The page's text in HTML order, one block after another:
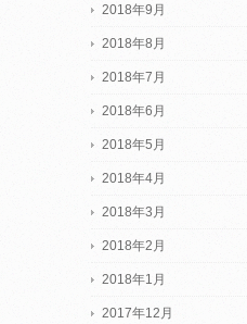
2018年9月
2018年8月
2018年7月
2018年6月
2018年5月
2018年4月
2018年3月
2018年2月
2018年1月
2017年12月